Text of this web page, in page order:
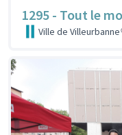
1295 - Tout le
Ville de Villeurbanne